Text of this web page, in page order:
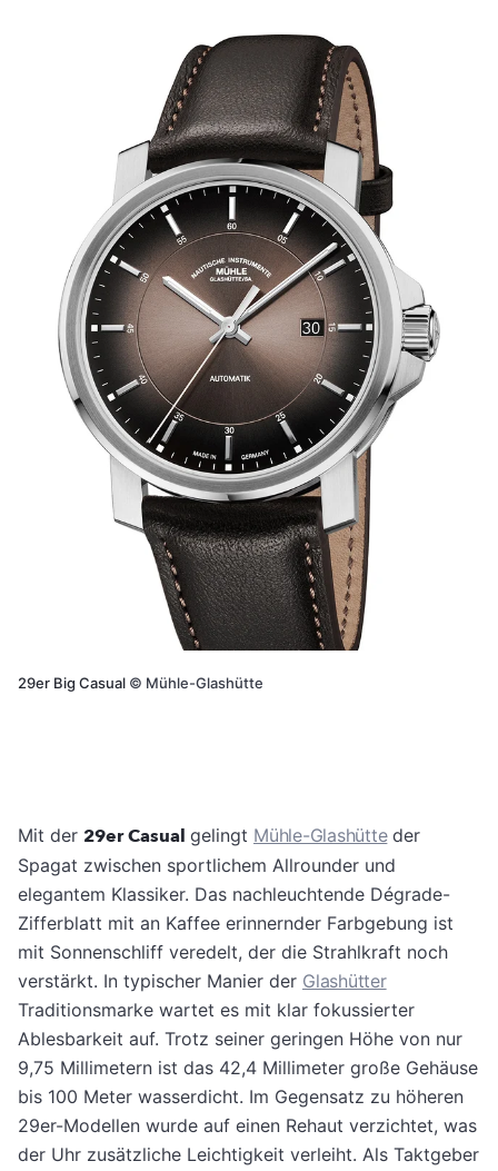
29er Big Casual © Mühle-Glashütte
Mit der 29er Casual gelingt Mühle-Glashütteder
Spagat zwischen sportlichem Allrounder und
elegantem Klassiker. Das nachleuchtende Dégrade-
Zifferblatt mit an Kaffee erinnernder Farbgebung ist
mit Sonnenschliff veredelt, der die Strahlkraft noch
verstärkt. In typischer Manier der Glashütter
Traditionsmarke wartet es mit klar fokussierter
Ablesbarkeit auf. Trotz seiner geringen Höhe von nur
9,75 Millimetern ist das 42,4 Millimeter große Gehäuse
bis 100 Meter wasserdicht. Im Gegensatz zu höheren
29er-Modellen wurde auf einen Rehaut verzichtet, was
der Uhr zusätzliche Leichtigkeit verleiht. Als Taktgeber